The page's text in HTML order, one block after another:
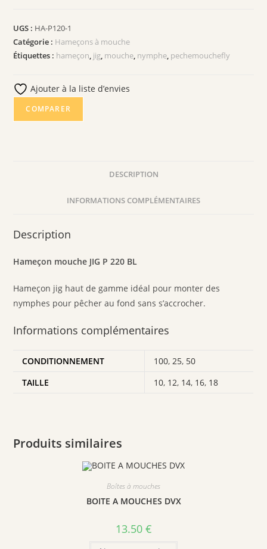
P
220
UGS : HA-P120-1
Catégorie : Hameçons à mouche
Étiquettes : hameçon jig mouche nymphe pechemouchefly
Ajouter à la liste d’envies
COMPARER
DESCRIPTION
INFORMATIONS COMPLÉMENTAIRES
Description
Hameçon mouche JIG P 220 BL
Hameçon jig haut de gamme idéal pour monter des
nymphes pour pêcher au fond sans s’accrocher.
Informations complémentaires
CONDITIONNEMENT 100,25, 50
TAILLE
10, 12, 14, 16, 18
Produits similaires
Boîtes à mouches
BOITE A MOUCHES DVX
13.50 €